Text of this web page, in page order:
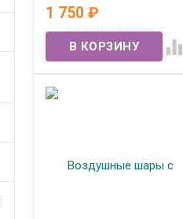
гелием "С ДР
КРАСАВЧИК" (82см)
две разные стороны
1 750 ₽
